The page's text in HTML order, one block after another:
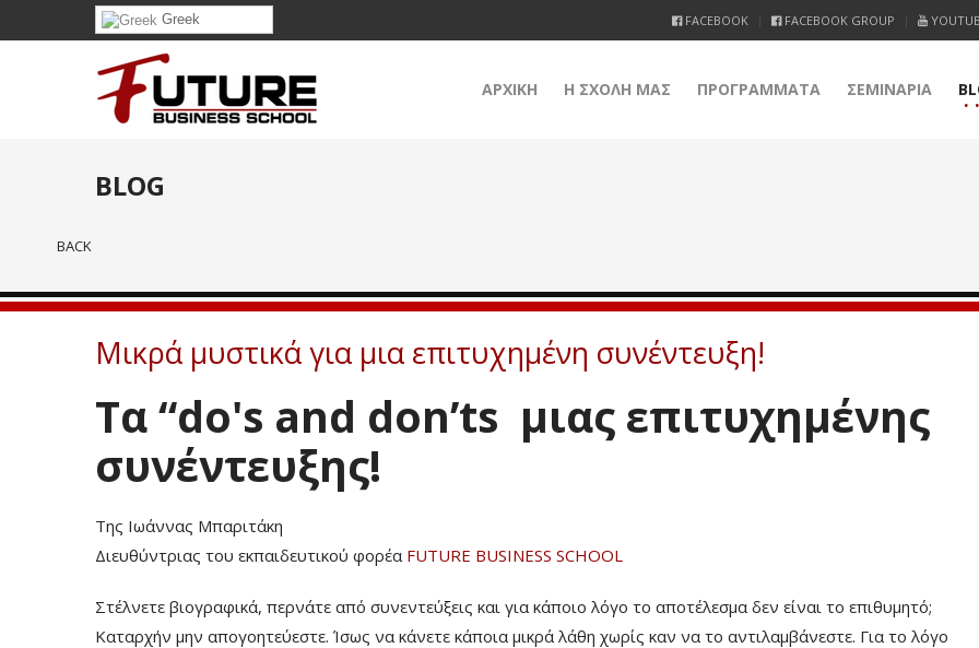
Greek FACEBOOK FACEBOOK GROUP
ΑΡΧΙΚΗ Η ΣΧΟΛΗ ΜΑΣ ΠΡΟΓΡΑΜΜΑΤΑ ΣΕΜΙΝΑΡΙΑ
BLOG
BACK
Μικρά μυστικά για μια επιτυχημένη συνέντευξη!
Τα “do's and don’ts μιας επιτυχημένης
συνέντευξης!
Της Ιωάννας Μπαριτάκη
Διευθύντριας του εκπαιδευτικού φορέα FUTURE BUSINESS SCHOOL
Στέλνετε βιογραφικά, περνάτε από συνεντεύξεις και για κάποιο λόγο το αποτέλεσμα δεν είναι το επιθυμητό;
Καταρχήν μην απογοητεύεστε. Ίσως να κάνετε κάποια μικρά λάθη χωρίς καν να το αντιλαμβάνεστε. Για το λόγο